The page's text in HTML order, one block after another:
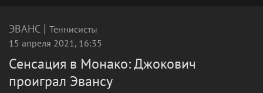
ЭВАНС | Теннисисты
15 апреля 2021, 16:35
Сенсация в Монако: Джокович
проиграл Эвансу